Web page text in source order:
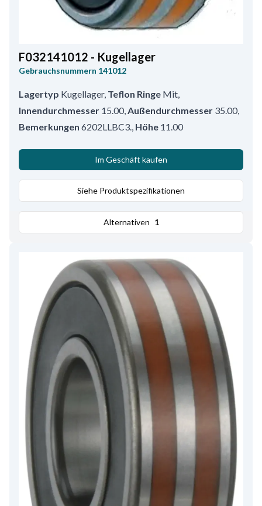
F032141012 - Kugellager
Gebrauchsnummern 141012
Lagertyp Kugellager, Teflon Ringe Mit
Innendurchmesser 15.00, Außendurchmesser 35.00,
Bemerkungen 6202LLBC3. Höhe 11.00
Im Geschäft kaufen
Siehe Produktspezifikationen
Alternativen 1